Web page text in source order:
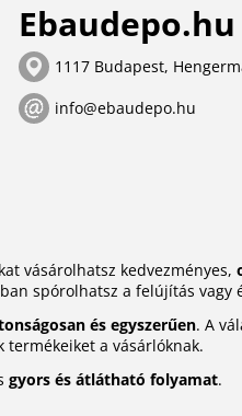
1117 Budapest,
info@ebaudepo.hu
vásárolhatsz kedvezményes,
spórolhatsz a felújítás vagy
és egyszerűen. A
termékeiket a vásárlóknak.
gyors és átlátható folyamat.